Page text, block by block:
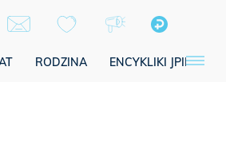
RODZINA ENCYKLIKI JPII